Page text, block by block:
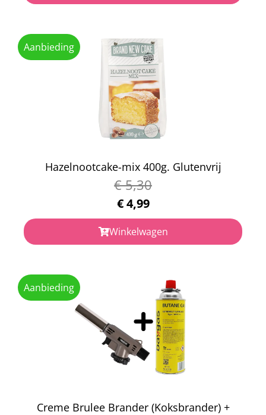
Aanbieding
Hazelnootcake-mix 400g. Glutenvrij
€5,30
€4,99
Winkelwagen
Aanbieding
Creme Brulee Brander (Koksbrander) +